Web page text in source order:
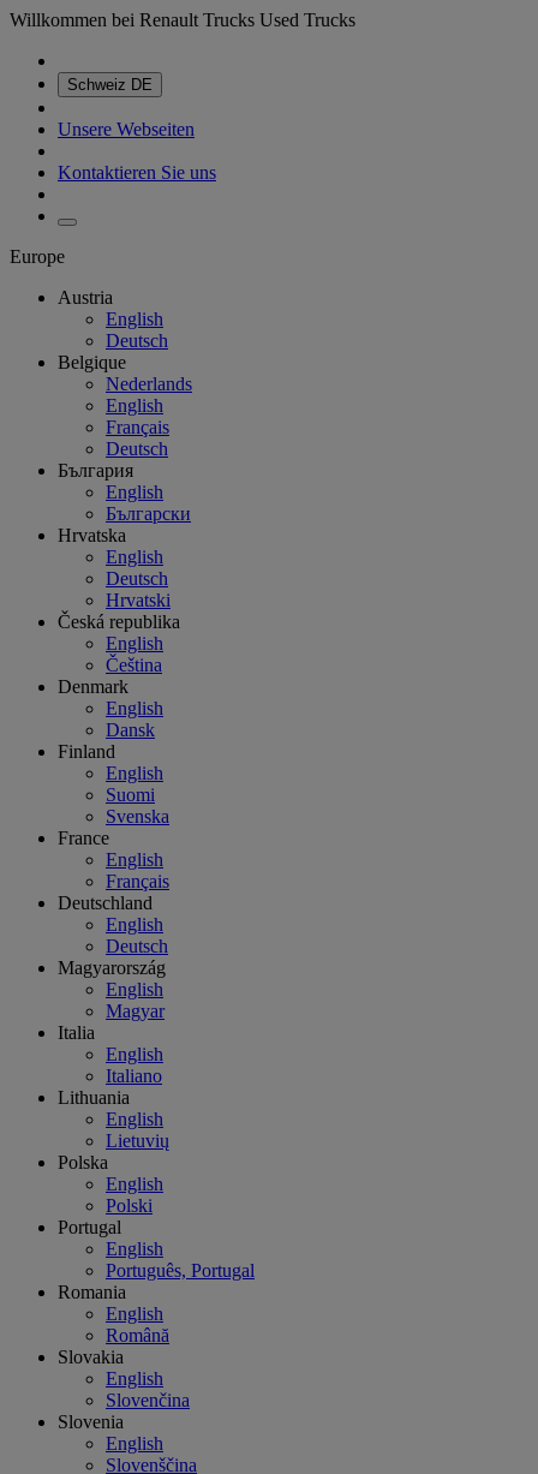
Willkommen bei Renault Trucks Used Trucks
Schweiz DE
Unsere Webseiten
Kontaktieren Sie uns
Europe
Austria
English
Deutsch
Belgique
Nederlands
English
Français
Deutsch
България
English
Български
Hrvatska
English
Deutsch
Hrvatski
Česká republika
English
Čeština
Denmark
English
Dansk
Finland
English
Suomi
Svenska
France
English
Français
Deutschland
English
Deutsch
Magyarország
English
Magyar
Italia
English
Italiano
Lithuania
English
Lietuvių
Polska
English
Polski
Portugal
English
Português, Portugal
Romania
English
Română
Slovakia
English
Slovenčina
Slovenia
English
Slovenščina